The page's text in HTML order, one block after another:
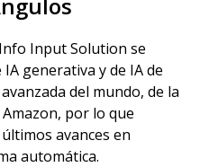
Input Solution se
generativa y de IA de
del mundo, de la
por lo que
avances en
automática.